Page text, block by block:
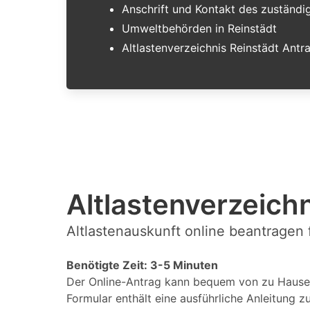
Anschrift und Kontakt des
Umweltbehörden in Reinstädt
Altlastenverzeichnis Reinstädt
Altlastenauskunft online beantragen
Benötigte Zeit: 3-5 Minuten
Der Online-Antrag kann bequem von zu
Formular enthält eine ausführliche Anleitung